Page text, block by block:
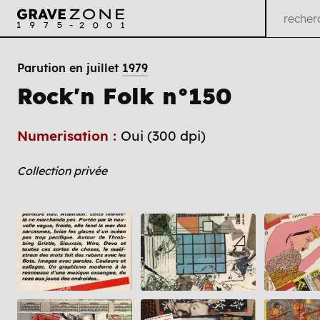
Parution en juillet 1979
Rock'n Folk n°150
Numerisation : Oui (300 dpi)
Collection privée